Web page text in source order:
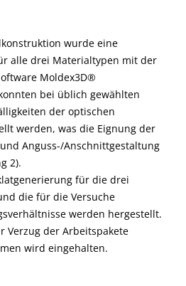
wurde eine
alle drei Materialtypen mit der
Moldex3D®
bei üblich gewählten
der optischen
werden, was die Eignung der
Anguss-/Anschnittgestaltung
2).
für die drei
die für die Versuche
werden hergestellt.
Verzug der Arbeitspakete
wird eingehalten.